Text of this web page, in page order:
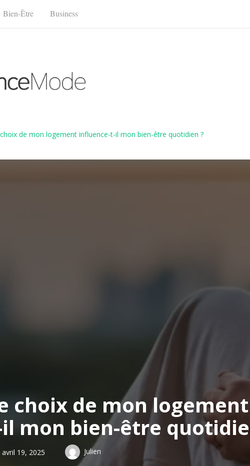
Bien-Être Business
de mon logement influence-t-il mon bien-être quotidien ?
choix de mon logement
mon bien-être
avril 19, 2025 Julien